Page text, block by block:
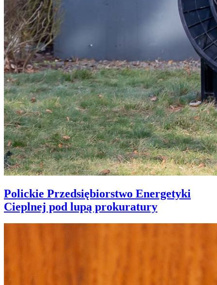
Polickie Przedsiębiorstwo Energetyki
Cieplnej pod lupą prokuratury